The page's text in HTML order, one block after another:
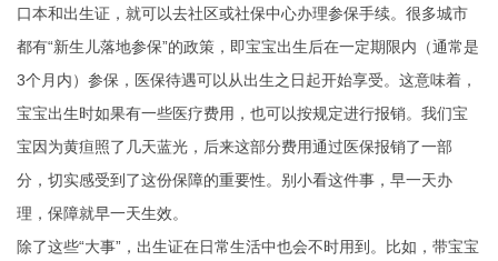
口本和出生证，就可以去社区或社保中心办理参保手续。很多城市
都有“新生儿落地参保”的政策，即宝宝出生后在一定期限内（通常是
3个月内）参保，医保待遇可以从出生之日起开始享受。这意味着，
宝宝出生时如果有一些医疗费用，也可以按规定进行报销。我们宝
宝因为黄疸照了几天蓝光，后来这部分费用通过医保报销了一部
分，切实感受到了这份保障的重要性。别小看这件事，早一天办
理，保障就早一天生效。
除了这些“大事”，出生证在日常生活中也会不时用到。比如，带宝宝